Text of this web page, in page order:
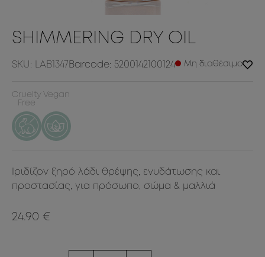
SHIMMERING DRY OIL
SKU: LAB1347 Barcode: 5200142100124 Μη διαθέσιμο
Cruelty
Free
Vegan
Ιριδίζον ξηρό λάδι θρέψης, ενυδάτωσης και
προστασίας, για πρόσωπο, σώμα & μαλλιά
24.90 €